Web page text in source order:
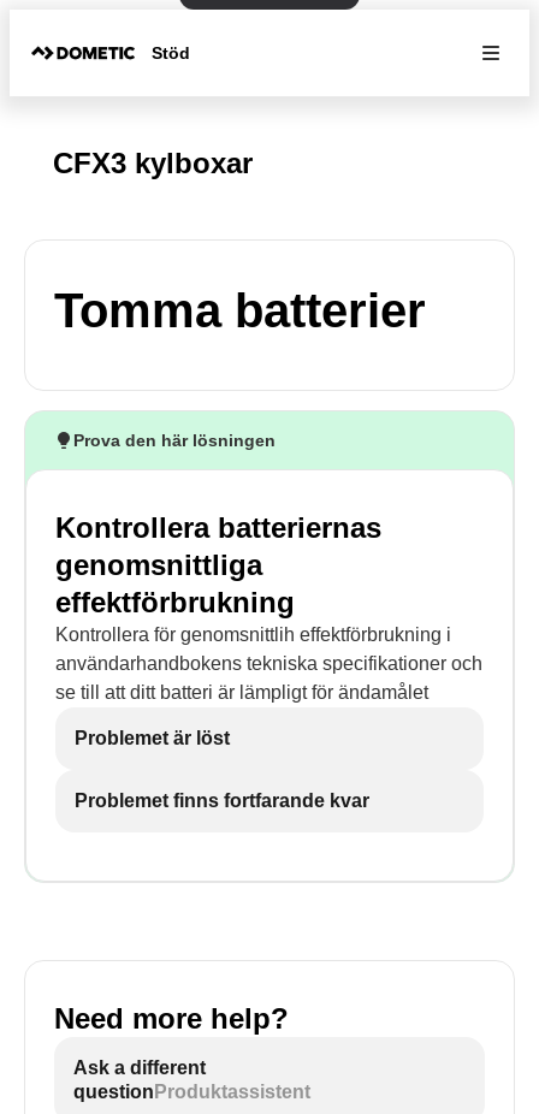
Stöd
CFX3 kylboxar
Tomma batterier
Prova den här lösningen
Kontrollera batteriernas
genomsnittliga
effektförbrukning
Kontrollera för genomsnittlih effektförbrukning i
användarhandbokens tekniska specifikationer och
se till att ditt batteri är lämpligt för ändamålet
Problemet är löst
Problemet finns fortfarande kvar
Need more help?
Ask a different
question Produktassistent